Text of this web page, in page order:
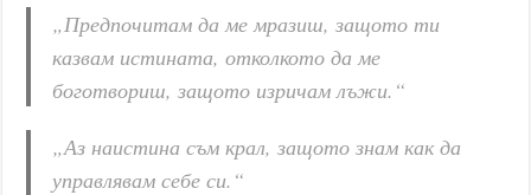
„Предпочитам да ме мразиш, защото ти
казвам истината, отколкото да ме
боготвориш, защото изричам лъжи.“
„Аз наистина съм крал, защото знам как да
управлявам себе си.“